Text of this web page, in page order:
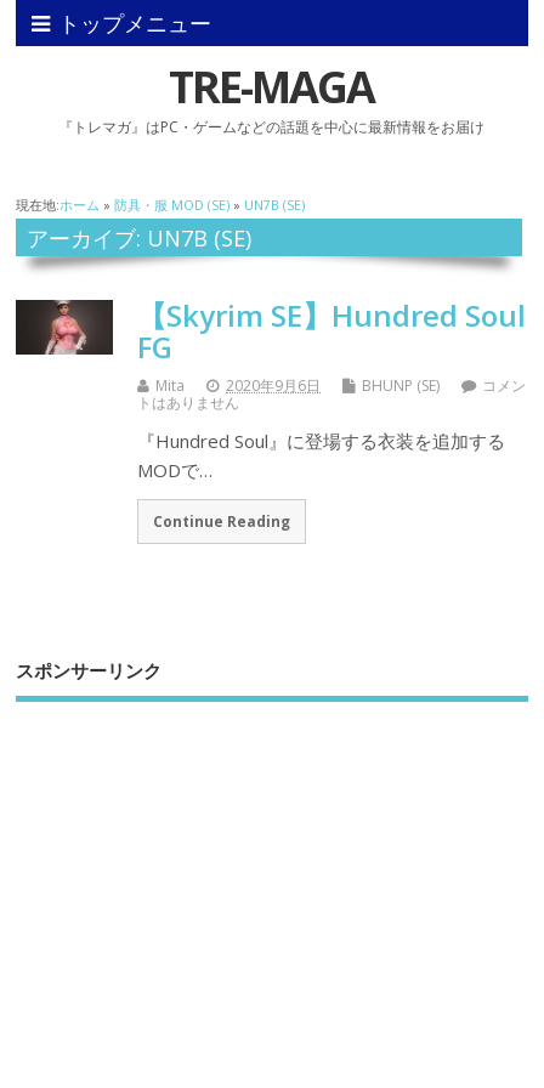
トップメニュー
TRE-MAGA
『トレマガ』はPC・ゲームなどの話題を中心に最新情報をお届け
現在地:ホーム »防具・服 MOD (SE) » UN7B (SE)
アーカイブ: UN7B (SE)
【Skyrim SE】Hundred Soul
FG
Mita 2020年9月6日 BHUNP (SE)
コメン
トはありません
『Hundred Soul』に登場する衣装を追加する
MODで…
Continue Reading
スポンサーリンク